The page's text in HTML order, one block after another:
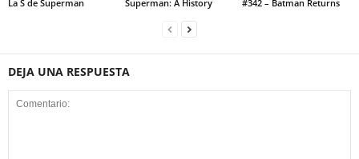
La S de Superman
Superman: A History
#342 – Batman Returns
DEJA UNA RESPUESTA